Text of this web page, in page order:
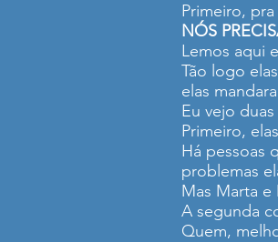
Primeiro,
NÓS
Lemos aqui
Tão logo
elas
Eu vejo
Primeiro,
Há pessoas
problemas
Mas Marta
A segunda
Quem,